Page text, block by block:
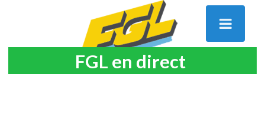
FGL en direct